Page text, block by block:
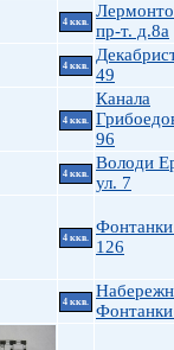
4 ккв.
пр-т. д.8а
4 ккв.
49
4 ккв.
Канала
96
4 ккв.
Володи
ул. 7
4 ккв.
126
4 ккв.